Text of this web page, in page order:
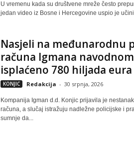
U vremenu kada su društvene mreže često
jedan video iz Bosne i Hercegovine uspio je
Nasjeli na međunarodnu
računa Igmana
isplaćeno 780 hiljada
KONJIC Redakcija - 30 srpnja, 2026
Kompanija Igman d.d. Konjic prijavila je
računa, a slučaj istražuju nadležne policijske i
sumnje da...